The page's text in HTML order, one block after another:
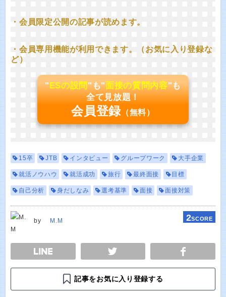
・会員限定公開の記事が読めます。
・会員専用機能が利用できます。（お気に入り登録な
ど）
"ESの設問"も"面接の質問内容"も
全て見放題！
会員登録 （無料）
15卒 JTB インタビュー グループワーク 大手企業
就活ノウハウ 就活成功 旅行 最終面接 目標
自己分析 身だしなみ 選考基準 面接 面接対策
by M.M 2SCORE
TWEET
記事をお気に入り登録する